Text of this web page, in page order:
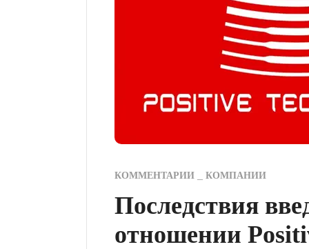
КОММЕНТАРИИ КОМПАНИИ
Последствия
отношении